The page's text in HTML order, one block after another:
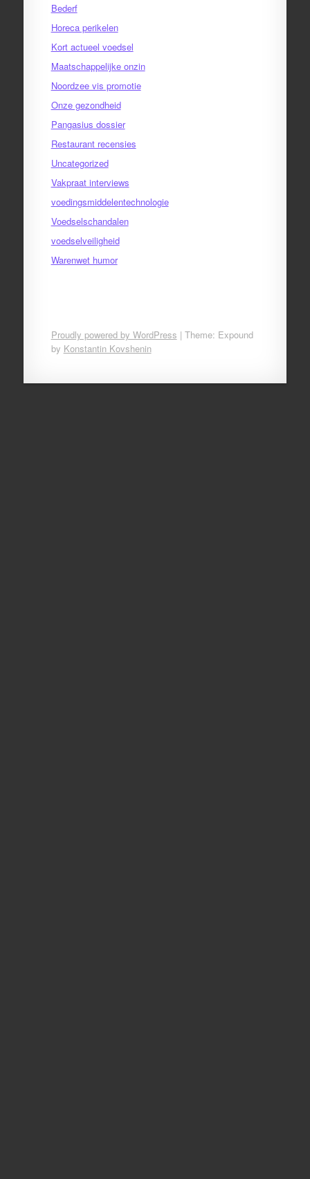
Bederf
Horeca perikelen
Kort actueel voedsel
Maatschappelijke onzin
Noordzee vis promotie
Onze gezondheid
Pangasius dossier
Restaurant recensies
Uncategorized
Vakpraat interviews
voedingsmiddelentechnologie
Voedselschandalen
voedselveiligheid
Warenwet humor
Proudly powered by WordPress | Theme: Expound
by Konstantin Kovshenin